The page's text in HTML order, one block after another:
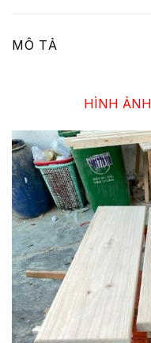
MÔ TẢ
HÌNH